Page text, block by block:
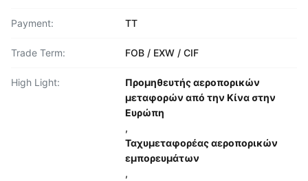
Payment: TT
Trade Term: FOB / EXW / CIF
High Light:
Προμηθευτής αεροπορικών
μεταφορών από την Κίνα στην
Ευρώπη
,
Ταχυμεταφορέας αεροπορικών
εμπορευμάτων
,